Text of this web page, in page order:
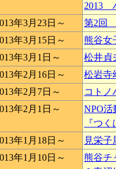
2013
年3月23日～
第2回
年3月15日～
熊谷女
年3月1日～
松井貞
年2月16日～
松岩寺
年2月7日～
コトノ
年2月1日～
NPO活
『つ
年1月18日～
見栄子
年1月10日～
熊谷チ